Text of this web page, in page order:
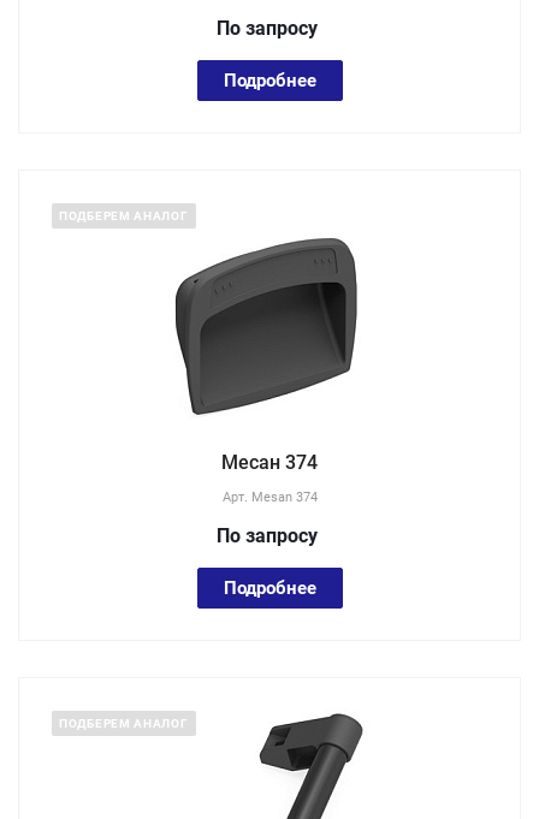
По запросу
Подробнее
ПОДБЕРЕМ АНАЛОГ
Месан 374
Арт. Mesan 374
По запросу
Подробнее
ПОДБЕРЕМ АНАЛОГ